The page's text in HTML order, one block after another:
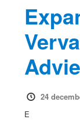
24
E